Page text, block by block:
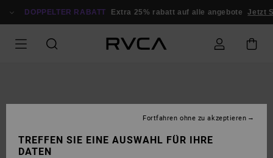
ZUR
DOPPELTER RABATT Extra 25% rabatt auf alle angebote Jetzt
TREFFEN SIE EINE AUSWAHL FÜR IHRE
DATEN
Fortfahren ohne zu akzeptieren